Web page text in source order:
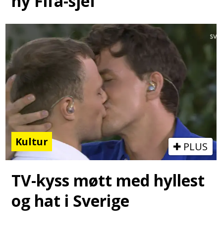
Kultur PLUS
TV-kyss møtt med hyllest
og hat i Sverige